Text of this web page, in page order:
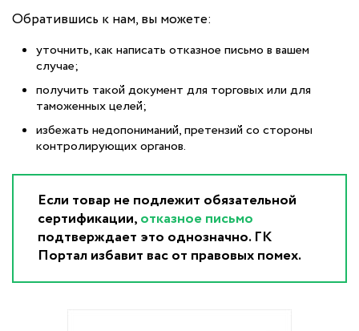
Обратившись к нам, вы можете:
уточнить, как написать отказное письмо в вашем
случае;
получить такой документ для торговых или для
таможенных целей;
избежать недопониманий, претензий со стороны
контролирующих органов.
Если товар не подлежит обязательной
сертификации,отказное письмо
подтверждает это однозначно. ГК
Портал избавит вас от правовых помех.